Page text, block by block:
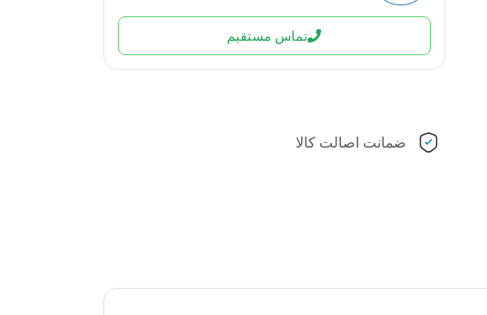
تماس مستقیم
ضمانت اصالت کالا